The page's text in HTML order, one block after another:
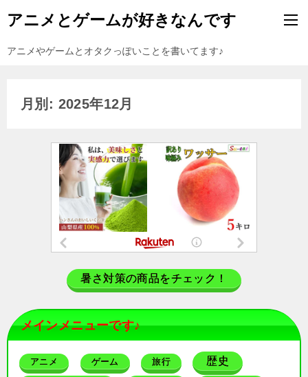
アニメとゲームが好きなんです
アニメやゲームとオタクっぽいことを書いてます♪
月別: 2025年12月
暑さ対策の商品をチェック！
メインメニューです♪
アニメ ゲーム 旅行 歴史